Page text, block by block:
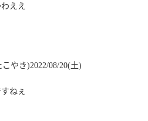
ええ
やき)2022/08/20(土)
ねぇ